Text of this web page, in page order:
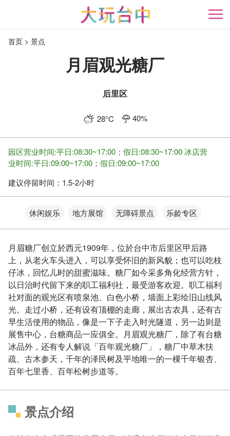
开
首页 景点
月眉观光糖厂
后里区
28°C 40%
园区营业时间:平日:08:30~17:00；假日:08:30~17:00 冰店营
业时间:平日:09:00~17:00；假日:09:00~17:00
建议停留时间： 1.5-2小时
休闲娱乐 地方展馆 无障碍景点 乐龄专区
月眉糖厂创立於西元1909年，位於台中市后里区甲后路
上，从老火车头进入，可以享受怀旧的新风貌；也可以吃枝
仔冰，回忆儿时的甜蜜滋味。糖厂如今采多角化经营方针，
以日治时代留下来的职工福利社，最受游客欢迎。职工福利
社对面的观光区有喷泉池、白色小桥，墙面上彩绘旧山线风
光。走过小桥，还有设有顶棚的走廊，展出古农具，还有古
早生活使用的物品，像是一下子走入时光隧道，另一边则是
展售中心，台糖商品一应俱全。月眉观光糖厂，除了有台糖
冰品外，还有专人解说「百年观光糖厂」，糖厂中草木扶
疏、古木参天，千年的泽民树及平地唯一的一棵千年银杏、
百年七里香、百年松树步道等。
景点介绍